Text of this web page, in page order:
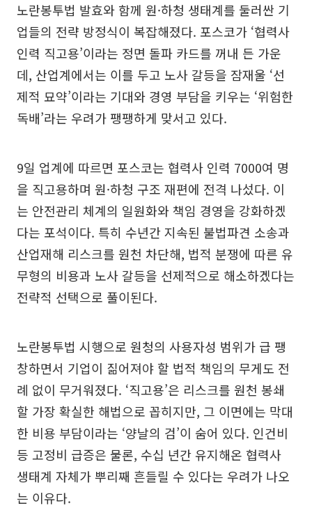
노란봉투법 발효와 함께 원·하청 생태계를 둘러싼 기
업들의 전략 방정식이 복잡해졌다. 포스코가 ‘협력사
인력 직고용’이라는 정면 돌파 카드를 꺼내 든 가운
데, 산업계에서는 이를 두고 노사 갈등을 잠재울 ‘선
제적 묘약’이라는 기대와 경영 부담을 키우는 ‘위험한
독배’라는 우려가 팽팽하게 맞서고 있다.
9일 업계에 따르면 포스코는 협력사 인력 7000여 명
을 직고용하며 원·하청 구조 재편에 전격 나섰다. 이
는 안전관리 체계의 일원화와 책임 경영을 강화하겠
다는 포석이다. 특히 수년간 지속된 불법파견 소송과
산업재해 리스크를 원천 차단해, 법적 분쟁에 따른 유
무형의 비용과 노사 갈등을 선제적으로 해소하겠다는
전략적 선택으로 풀이된다.
노란봉투법 시행으로 원청의 사용자성 범위가 급 팽
창하면서 기업이 짊어져야 할 법적 책임의 무게도 전
례 없이 무거워졌다. ‘직고용’은 리스크를 원천 봉쇄
할 가장 확실한 해법으로 꼽히지만, 그 이면에는 막대
한 비용 부담이라는 ‘양날의 검’이 숨어 있다. 인건비
등 고정비 급증은 물론, 수십 년간 유지해온 협력사
생태계 자체가 뿌리째 흔들릴 수 있다는 우려가 나오
는 이유다.